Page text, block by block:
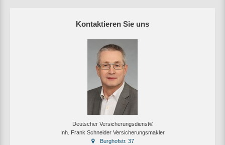
Kontaktieren Sie uns
Deutscher Versicherungsdienst®
Inh. Frank Schneider Versicherungsmakler
Burghofstr. 37